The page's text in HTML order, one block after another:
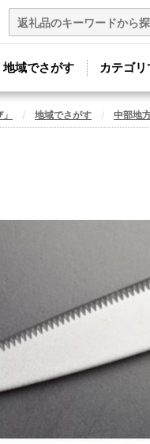
地域でさがす カテゴ
地域でさがす 中部地